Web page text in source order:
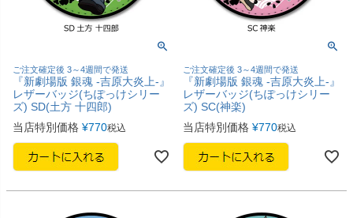
ご注文確定後 3～4週間で発送
『新劇場版 銀魂 -吉原大炎上-』
レザーバッジ(ちぽっけシリー
ズ) SD(土方 十四郎)
当店特別価格 ¥770税込
ご注文確定後 3～4週間で発送
『新劇場版 銀魂 -吉原大炎上-』
レザーバッジ(ちぽっけシリー
ズ) SC(神楽)
当店特別価格 ¥770税込